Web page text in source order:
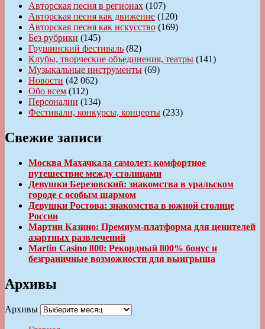
Авторская песня в регионах (107)
Авторская песня как движение (120)
Авторская песня как искусство (169)
Без рубрики (145)
Грушинский фестиваль (82)
Клубы, творческие объединения, театры (141)
Музыкальные инструменты (69)
Новости (42 062)
Обо всем (112)
Персоналии (134)
Фестивали, конкурсы, концерты (233)
Свежие записи
Москва Махачкала самолет: комфортное
путешествие между столицами
Девушки Березовский: знакомства в уральском
городе с особым шармом
Девушки Ростова: знакомства в южной столице
России
Мартин Казино: Премиум-платформа для ценителей
азартных развлечений
Martin Casino 800: Рекордный 800% бонус и
безграничные возможности для выигрыша
Архивы
Архивы